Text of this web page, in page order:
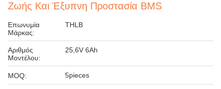
Ζωής Και Έξυπνη Προστασία BMS
Επωνυμία
Μάρκας:
THLB
Αριθμός
Μοντέλου:
25,6V 6Ah
MOQ: 5pieces